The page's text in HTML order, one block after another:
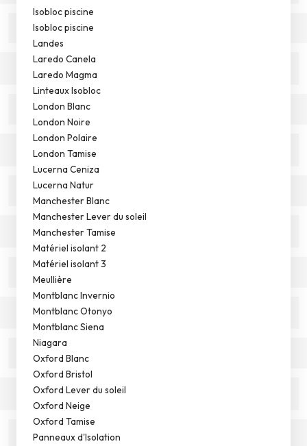
Isobloc piscine
Isobloc piscine
Landes
Laredo Canela
Laredo Magma
Linteaux Isobloc
London Blanc
London Noire
London Polaire
London Tamise
Lucerna Ceniza
Lucerna Natur
Manchester Blanc
Manchester Lever du soleil
Manchester Tamise
Matériel isolant 2
Matériel isolant 3
Meullière
Montblanc Invernio
Montblanc Otonyo
Montblanc Siena
Niagara
Oxford Blanc
Oxford Bristol
Oxford Lever du soleil
Oxford Neige
Oxford Tamise
Panneaux d'Isolation